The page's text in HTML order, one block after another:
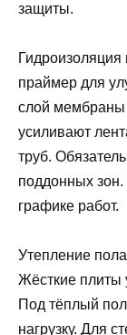
защиты.
праймер для
слой
усиливают
труб.
поддонных
графике работ.
Утепление
Жёсткие плиты
Под тёплый
нагрузку. Для